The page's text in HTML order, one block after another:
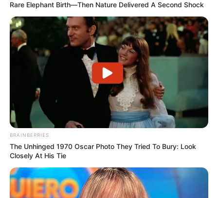
(foto: instagram/firgaaa)
4. Seperti ini penampilannya di hari wisudanya
Rare Elephant Birth—Then Nature Delivered A Second Shock
BRAINBERRIES
The Unhinged 1970 Oscar Photo They Tried To Bury: Look
Closely At His Tie